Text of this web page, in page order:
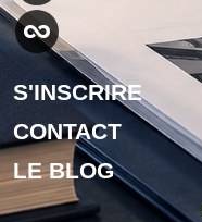
S'INSCRIRE
CONTACT
LE BLOG